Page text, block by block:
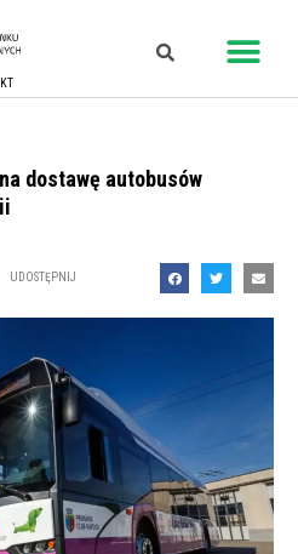
dostawę autobusów
UDOSTĘPNIJ